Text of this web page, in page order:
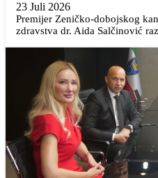
23 Juli 2026
Premijer Zeničko-dobojskog
zdravstva dr. Aida Salčinović